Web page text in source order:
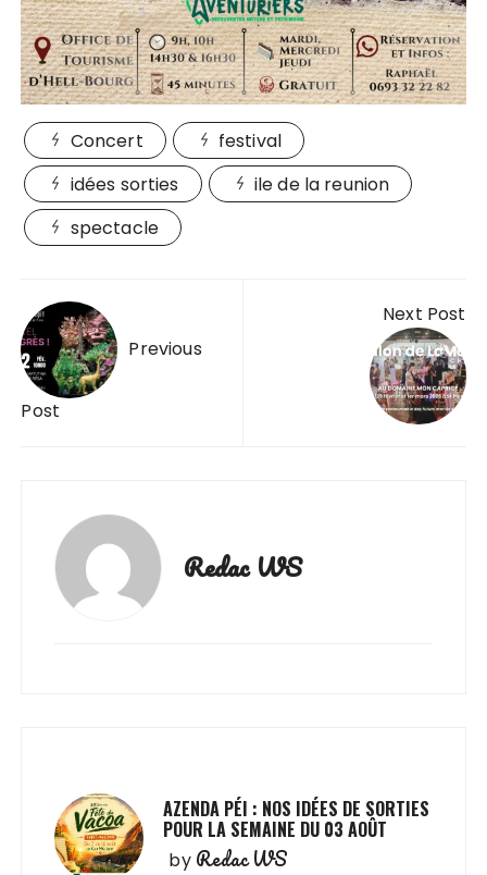
Concert
festival
idées sorties
ile de la reunion
spectacle
Navigation
de
l’article Previous
Post
Next Post
Redac WS
AZENDA PÉI : NOS IDÉES DE SORTIES
POUR LA SEMAINE DU 03 AOÛT
by Redac WS